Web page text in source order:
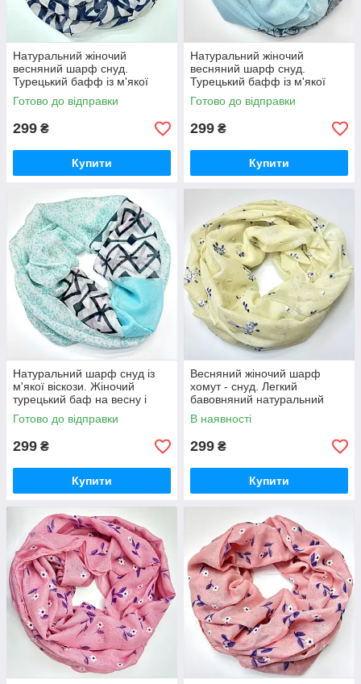
Натуральний жіночий
весняний шарф снуд.
Турецький бафф із м'якої
віскози
Готово до відправки
299 ₴
Купити
Натуральний жіночий
весняний шарф снуд.
Турецький бафф із м'якої
віскози
Готово до відправки
299 ₴
Купити
Натуральний шарф снуд із
м'якої віскози. Жіночий
турецький баф на весну і
осінь
Готово до відправки
299 ₴
Купити
Весняний жіночий шарф
хомут - снуд. Легкий
бавовняний натуральний
шарф снуд Лимонний
В наявності
299 ₴
Купити